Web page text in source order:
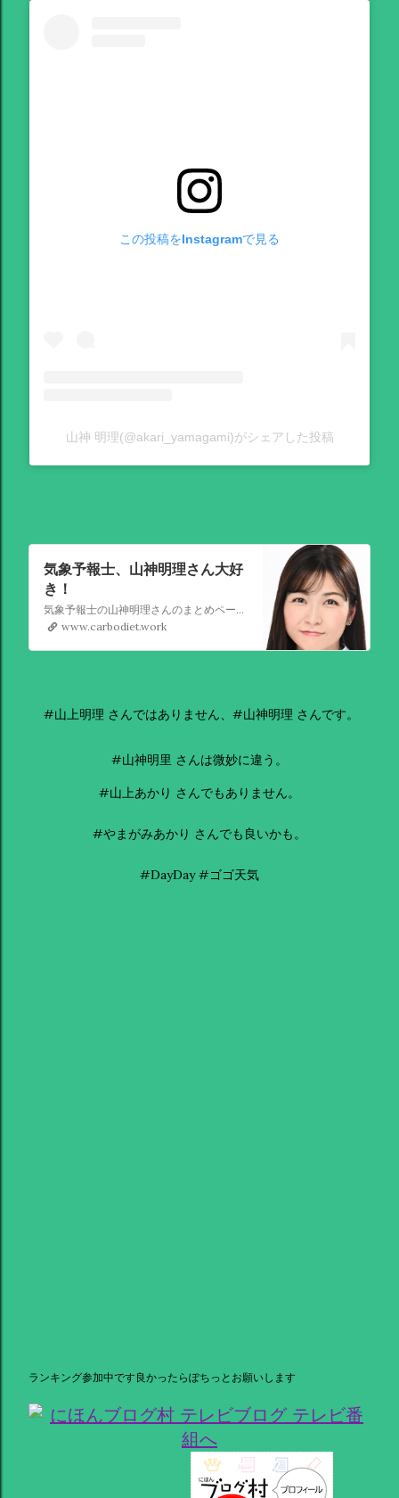
この投稿をInstagramで見る
山神 明理(@akari_yamagami)がシェアした投稿
気象予報士、山神明理さん大好
き！
気象予報士の山神明理さんのまとめページを作成しました。情報があればこれからも更新します。 #山上明理 さんではありません、#山神明理 さんです。 #山神さんロス #気象予報士 #防災士 #山上あかり #DayDay
www.carbodiet.work
#山上明理 さんではありません、#山神明理 さんです。
#山神明里 さんは微妙に違う。
#山上あかり さんでもありません。
#やまがみあかり さんでも良いかも。
#DayDay #ゴゴ天気
ランキング参加中です良かったらぽちっとお願いします